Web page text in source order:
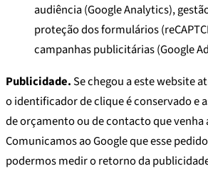
audiência (Google Analytics),
proteção dos formulários
campanhas publicitárias (Google
Publicidade.Se chegou a este website
o identificador de clique é conservado e
de orçamento ou de contacto que venha
Comunicamos ao Google que esse
podermos medir o retorno da